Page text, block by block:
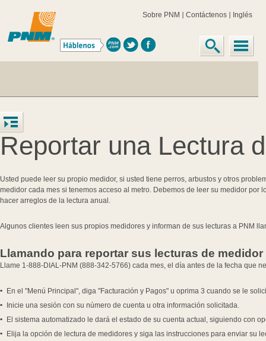
Sobre PNM Contáctenos Inglés
Reportar una Lectura
Usted puede leer su propio medidor, si usted tiene perros, arbustos y otros
medidor cada mes si tenemos acceso al metro. Debemos de leer su medidor
hacer arreglos de la lectura anual.
Algunos clientes leen sus propios medidores y informan de sus lecturas a PNM
Llamando para reportar sus lecturas de medidor
Llame 1-888-DIAL-PNM (888-342-5766) cada mes, el día antes de la fecha que
En el "Menú Principal", diga "Facturación y Pagos" u oprima 3 cuando se le
Inicie una sesión con su número de cuenta u otra información solicitada.
El sistema automatizado le dará el estado de su cuenta actual, siguiendo con
Elija la opción de lectura de medidores y siga las instrucciones para enviar su